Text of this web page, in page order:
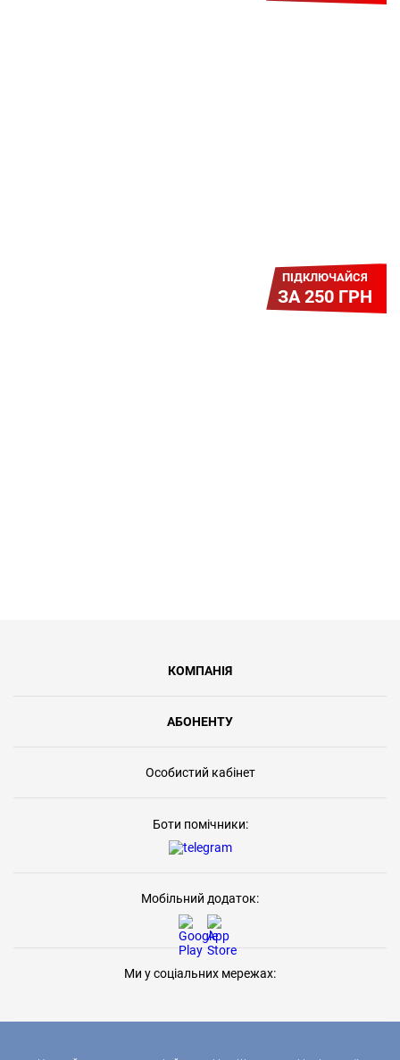
ПІДКЛЮЧАЙСЯ
ЗА 250 ГРН
КОМПАНІЯ
АБОНЕНТУ
Особистий кабінет
Боти помічники:
Мобільний додаток:
Ми у соціальних мережах: